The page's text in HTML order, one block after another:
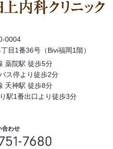
0004
目1番36号（Bivi福岡1階）
薬院駅 徒歩5分
ス停より徒歩2分
天神駅 徒歩8分
駅1番出口より徒歩3分
合わせ